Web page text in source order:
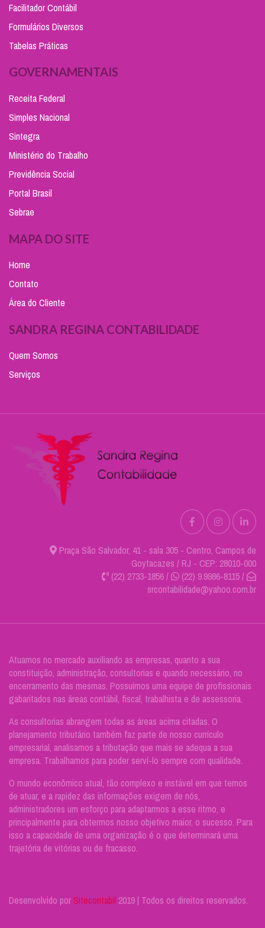
Facilitador Contábil
Formulários Diversos
Tabelas Práticas
GOVERNAMENTAIS
Receita Federal
Simples Nacional
Sintegra
Ministério do Trabalho
Previdência Social
Portal Brasil
Sebrae
MAPA DO SITE
Home
Contato
Área do Cliente
SANDRA REGINA CONTABILIDADE
Quem Somos
Serviços
Praça São Salvador, 41 - sala 305 - Centro, Campos de
Goytacazes / RJ - CEP: 28010-000
(22) 2733-1856 /
(22) 9.9986-8115 /
srcontabilidade@yahoo.com.br
Atuamos no mercado auxiliando as empresas, quanto a sua
constituição, administração, consultorias e quando necessário, no
encerramento das mesmas. Possuímos uma equipe de profissionais
gabaritados nas áreas contábil, fiscal, trabalhista e de assessoria.
As consultorias abrangem todas as áreas acima citadas. O
planejamento tributário também faz parte de nosso currículo
empresarial, analisamos a tributação que mais se adequa a sua
empresa. Trabalhamos para poder serví-lo sempre com qualidade.
O mundo econômico atual, tão complexo e instável em que temos
de atuar, e a rapidez das informações exigem de nós,
administradores um esforço para adaptarmos a esse ritmo, e
principalmente para obtermos nosso objetivo maior, o sucesso. Para
isso a capacidade de uma organização é o que determinará uma
trajetória de vitórias ou de fracasso.
Desenvolvido por Sitecontabil 2019 | Todos os direitos reservados.